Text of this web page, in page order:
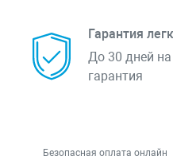
Гарантия
До 30 дней
гарантия
Безопасная оплата онлайн